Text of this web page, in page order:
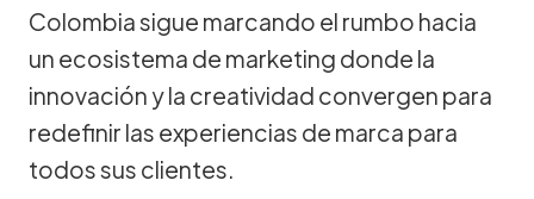
Colombia sigue marcando el rumbo hacia
un ecosistema de marketing donde la
innovación y la creatividad convergen para
redefinir las experiencias de marca para
todos sus clientes.